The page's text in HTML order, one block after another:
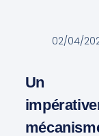
02/04/
Un